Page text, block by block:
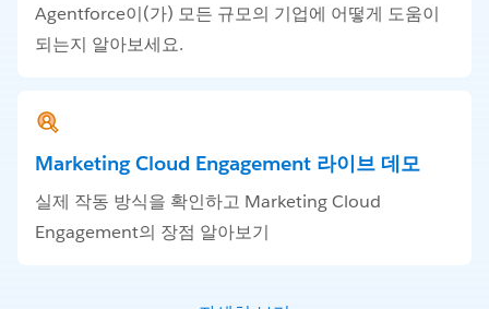
Agentforce이(가) 모든 규모의 기업에 어떻게 도움이
되는지 알아보세요.
Marketing Cloud Engagement 라이브 데모
실제 작동 방식을 확인하고 Marketing Cloud
Engagement의 장점 알아보기